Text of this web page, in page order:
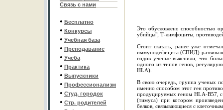
Связь с нами
• Бесплатно
• Конкурсы
• Учебная база
• Преподавание
• Учеба
• Практика
• Выпускники
• Профессионализм
• Студ. городок
• Стр. родителей
Это обусловлено способностью
убийцы", Т-лимфоциты,
Стоит сказать, ранее уже
иммунодефицита (СПИД)
годов ученые выяснили, что
одного из типов генов,
HLA).
В свою очередь, группа ученых
именно способом этот ген
продуцируемых геном HLA-B57, с
(тимуса) при котором
белков, связывающиеся с